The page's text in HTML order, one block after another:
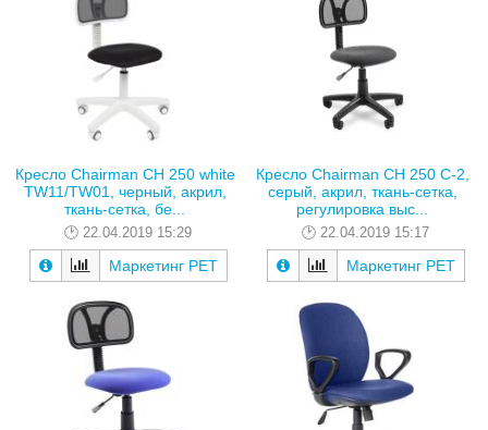
Кресло Chairman CH 250 white
TW11/TW01, черный, акрил,
ткань-сетка, бе...
22.04.2019 15:29
Маркетинг РЕТ
Кресло Chairman CH 250 C-2,
серый, акрил, ткань-сетка,
регулировка выс...
22.04.2019 15:17
Маркетинг РЕТ